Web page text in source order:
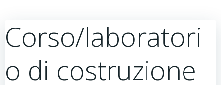
Corso/laboratori
o di costruzione